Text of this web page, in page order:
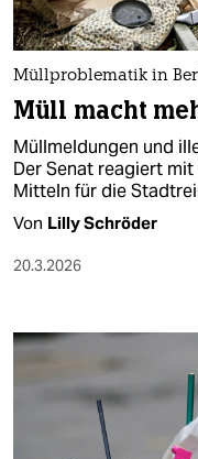
Müllproblematik in
Müll macht
Müllmeldungen und
Der Senat reagiert
Mitteln für die
Von Lilly Schröder
20.3.2026